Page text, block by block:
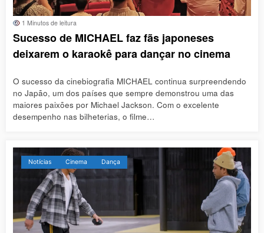
1 Minutos de leitura
Sucesso de MICHAEL faz fãs japoneses
deixarem o karaokê para dançar no cinema
O sucesso da cinebiografia MICHAEL continua surpreendendo
no Japão, um dos países que sempre demonstrou uma das
maiores paixões por Michael Jackson. Com o excelente
desempenho nas bilheterias, o filme…
Notícias Cinema Dança